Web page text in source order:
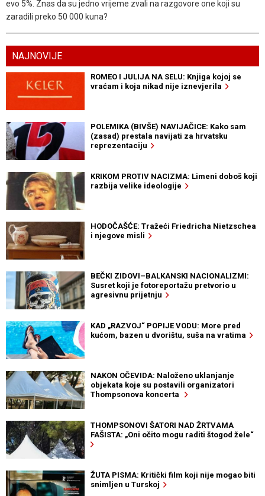
evo 5%. Znas da su jedno vrijeme zvali na razgovore one koji su
zaradili preko 50 000 kuna?
NAJNOVIJE
ROMEO I JULIJA NA SELU: Knjiga kojoj se
vraćam i koja nikad nije iznevjerila
POLEMIKA (BIVŠE) NAVIJAČICE: Kako sam
(zasad) prestala navijati za hrvatsku
reprezentaciju
KRIKOM PROTIV NACIZMA: Limeni doboš koji
razbija velike ideologije
HODOČAŠĆE: Tražeći Friedricha Nietzschea
i njegove misli
BEČKI ZIDOVI–BALKANSKI NACIONALIZMI:
Susret koji je fotoreportažu pretvorio u
agresivnu prijetnju
KAD „RAZVOJ“ POPIJE VODU: More pred
kućom, bazen u dvorištu, suša na vratima
NAKON OČEVIDA: Naloženo uklanjanje
objekata koje su postavili organizatori
Thompsonova koncerta
THOMPSONOVI ŠATORI NAD ŽRTVAMA
FAŠISTA: „Oni očito mogu raditi štogod žele“
ŽUTA PISMA: Kritički film koji nije mogao biti
snimljen u Turskoj